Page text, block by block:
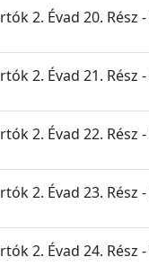
2. Évad 20. Rész
2. Évad 21. Rész
2. Évad 22. Rész
2. Évad 23. Rész
2. Évad 24. Rész